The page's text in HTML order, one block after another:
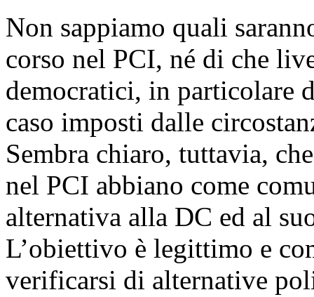
Non sappiamo quali
corso nel PCI, né di che
democratici, in particolare
caso imposti dalle
Sembra chiaro, tuttavia,
nel PCI abbiano come
alternativa alla DC ed al
L’obiettivo è legittimo e
verificarsi di alternative